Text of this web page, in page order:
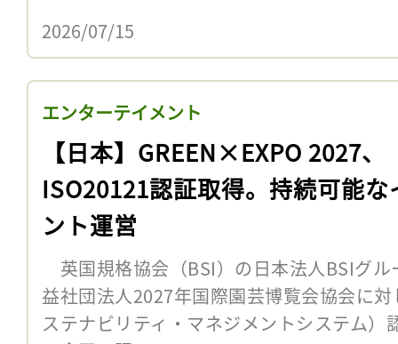
2026/07/15
エンターテイメント
【日本】GREEN×EXPO 2027、
ISO20121認証取得。持続可能な
ント運営
英国規格協会（BSI）の日本法人BSIグ
益社団法人2027年国際園芸博覧会協会に
ステナビリティ・マネジメントシステム）